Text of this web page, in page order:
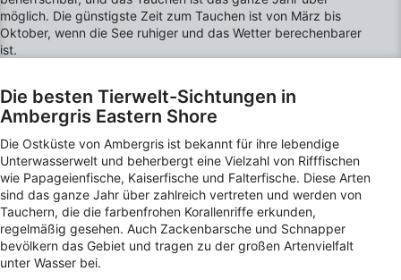
möglich. Die günstigste Zeit zum Tauchen ist von März bis
Oktober, wenn die See ruhiger und das Wetter berechenbarer
ist.
Die besten Tierwelt-Sichtungen in
Ambergris Eastern Shore
Die Ostküste von Ambergris ist bekannt für ihre lebendige
Unterwasserwelt und beherbergt eine Vielzahl von Rifffischen
wie Papageienfische, Kaiserfische und Falterfische. Diese Arten
sind das ganze Jahr über zahlreich vertreten und werden von
Tauchern, die die farbenfrohen Korallenriffe erkunden,
regelmäßig gesehen. Auch Zackenbarsche und Schnapper
bevölkern das Gebiet und tragen zu der großen Artenvielfalt
unter Wasser bei.
Erstellung von Profilen für personalisierte
Verwendung von Profilen zur Auswahl
personalisierter Werbung
Erstellung von Profilen zur Personalisierung
von Inhalten
Verwendung von Profilen zur Auswahl
personalisierter Inhalte
Messung der Werbeleistung